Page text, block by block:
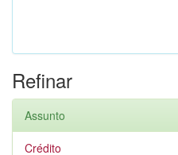
Refinar
Assunto
Crédito